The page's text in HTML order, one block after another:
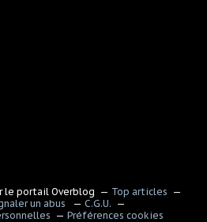
le portail Overblog
Top articles
un abus
C.G.U.
Préférences cookies